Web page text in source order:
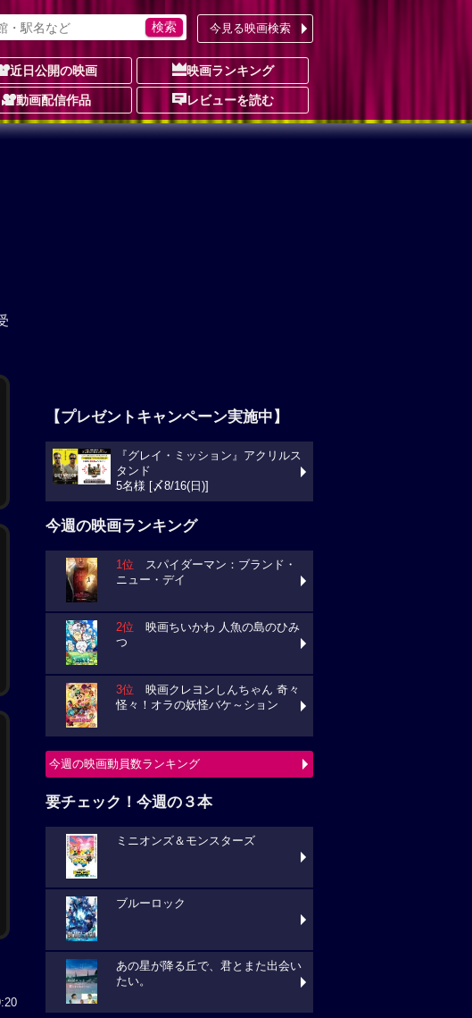
今見る映画検索
近日公開の映画 映画ランキング
動画配信作品 レビューを読む
【プレゼントキャンペーン実施中】
『グレイ・ミッション』アクリルス
タンド
5名様 [〆8/16(日)]
今週の映画ランキング
1位 スパイダーマン：ブランド・
ニュー・デイ
2位 映画ちいかわ 人魚の島のひみ
つ
3位 映画クレヨンしんちゃん 奇々
怪々！オラの妖怪バケ～ション
今週の映画動員数ランキング
要チェック！今週の３本
ミニオンズ＆モンスターズ
ブルーロック
あの星が降る丘で、君とまた出会い
たい。